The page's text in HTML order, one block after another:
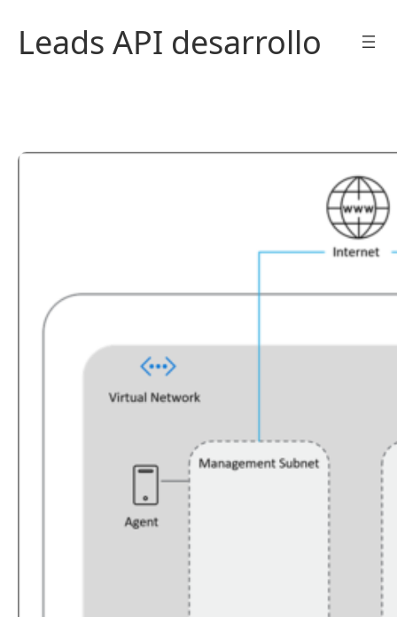
contenido
Leads API desarrollo